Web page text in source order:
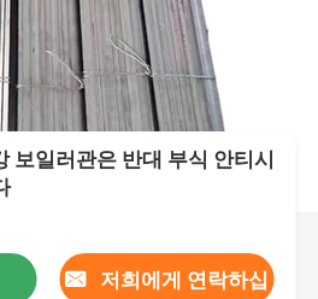
보일러관은 반대 부식 안티시
저희에게 연락하십